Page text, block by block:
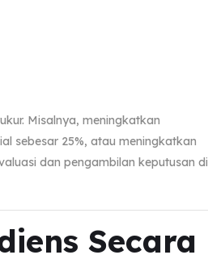
Misalnya, meningkatkan
sebesar 25%, atau meningkatkan
dan pengambilan keputusan di
Secara